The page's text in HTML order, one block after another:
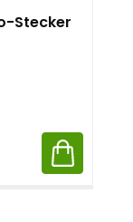
Stecker